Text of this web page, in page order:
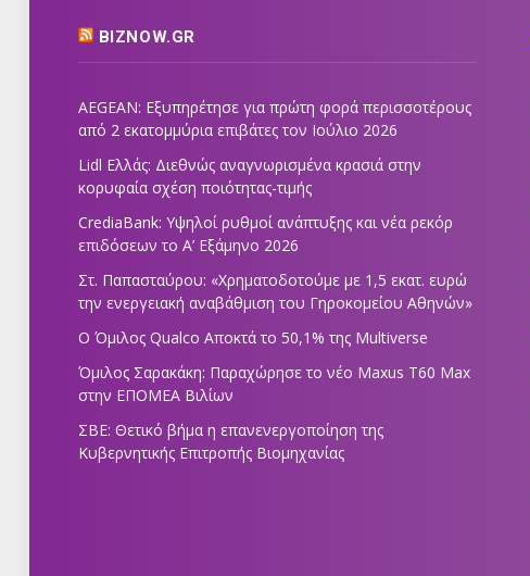
BIZNOW.GR
AEGEAN: Εξυπηρέτησε για πρώτη φορά περισσοτέρους
από 2 εκατομμύρια επιβάτες τον Ιούλιο 2026
Lidl Ελλάς: Διεθνώς αναγνωρισμένα κρασιά στην
κορυφαία σχέση ποιότητας-τιμής
CrediaBank: Υψηλοί ρυθμοί ανάπτυξης και νέα ρεκόρ
επιδόσεων το Α’ Εξάμηνο 2026
Στ. Παπασταύρου: «Χρηματοδοτούμε με 1,5 εκατ. ευρώ
την ενεργειακή αναβάθμιση του Γηροκομείου Αθηνών»
Ο Όμιλος Qualco Αποκτά το 50,1% της Multiverse
Όμιλος Σαρακάκη: Παραχώρησε το νέο Maxus T60 Max
στην ΕΠΟΜΕΑ Βιλίων
ΣΒΕ: Θετικό βήμα η επανενεργοποίηση της
Κυβερνητικής Επιτροπής Βιομηχανίας